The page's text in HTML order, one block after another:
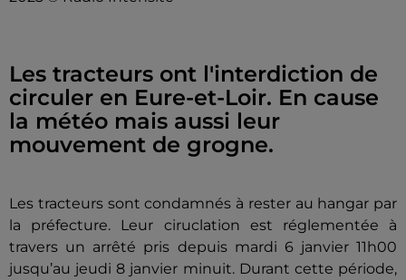
Les tracteurs ont l'interdiction de
circuler en Eure-et-Loir. En cause
la météo mais aussi leur
mouvement de grogne.
Les tracteurs sont condamnés à rester au hangar par
la préfecture. Leur ciruclation est réglementée à
travers un arrêté pris depuis mardi 6 janvier 11h00
jusqu’au jeudi 8 janvier minuit. Durant cette période,